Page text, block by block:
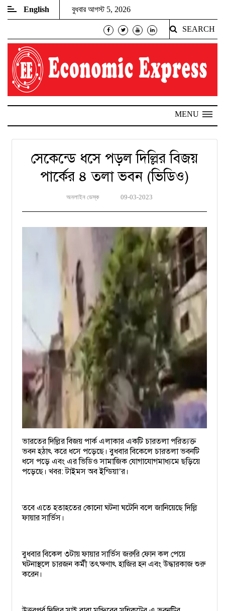
English বুধবার আগস্ট 5, 2026
SEARCH
MENU
সেকেন্ডে ধসে পড়ল দিল্লির বিজয়
পার্কের ৪ তলা ভবন (ভিডিও)
অনলাইন ডেস্ক 09-03-2023
ভারতের দিল্লির বিজয় পার্ক এলাকার একটি চারতলা পরিত্যক্ত
ভবন হঠাৎ করে ধসে পড়েছে। বুধবার বিকেলে চারতলা ভবনটি
ধসে পড়ে এবং এর ভিডিও সামাজিক যোগাযোগমাধ্যমে ছড়িয়ে
পড়েছে। খবর: টাইমস অব ইন্ডিয়া’র।
তবে এতে হতাহতের কোনো ঘটনা ঘটেনি বলে জানিয়েছে দিল্লি
ফায়ার সার্ভিস।
বুধবার বিকেল ৩টায় ফায়ার সার্ভিস জরুরি ফোন কল পেয়ে
ঘটনাস্থলে চারজন কর্মী তৎক্ষণাৎ হাজির হন এবং উদ্ধারকাজ শুরু
করেন।